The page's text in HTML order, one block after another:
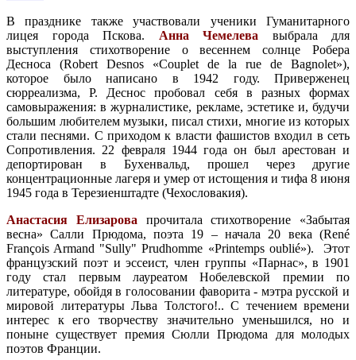
В празднике также участвовали ученики Гуманитарного
лицея города Пскова. Анна Чемелева выбрала для
выступления стихотворение о весеннем солнце Робера
Десноса (Robert Desnos «Couplet de la rue de Bagnolet»),
которое было написано в 1942 году. Приверженец
сюрреализма, Р. Деснос пробовал себя в разных формах
самовыражения: в журналистике, рекламе, эстетике и, будучи
большим любителем музыки, писал стихи, многие из которых
стали песнями. С приходом к власти фашистов входил в сеть
Сопротивления. 22 февраля 1944 года он был арестован и
депортирован в Бухенвальд, прошел через другие
концентрационные лагеря и умер от истощения и тифа 8 июня
1945 года в Терезиенштадте (Чехословакия).
Анастасия Елизарова прочитала стихотворение «Забытая
весна» Салли Прюдома, поэта 19 – начала 20 века (René
François Armand "Sully" Prudhomme «Printemps oublié»). Этот
французский поэт и эссеист, член группы «Парнас», в 1901
году стал первым лауреатом Нобелевской премии по
литературе, обойдя в голосовании фаворита - мэтра русской и
мировой литературы Льва Толстого!.. С течением времени
интерес к его творчеству значительно уменьшился, но и
поныне существует премия Сюлли Прюдома для молодых
поэтов Франции.